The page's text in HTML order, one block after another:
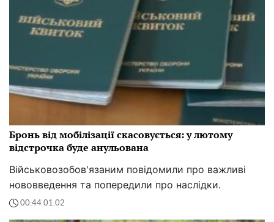
Бронь від мобілізації скасовується: у лютому
відстрочка буде анульована
Військовозобов'язаним повідомили про важливі
нововведення та попередили про наслідки.
00:44 01.02